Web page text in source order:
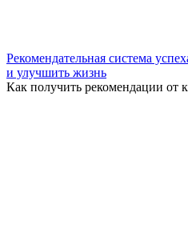
Рекомендательная система
и улучшить жизнь
Как получить рекомендации от